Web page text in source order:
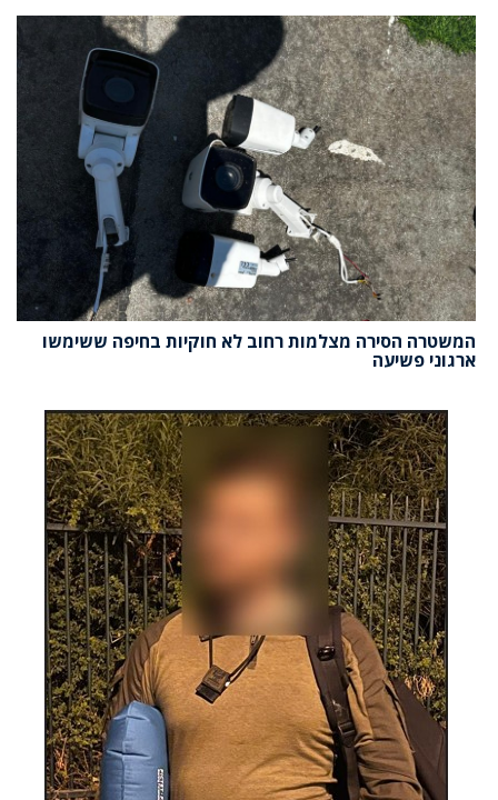
המשטרה הסירה מצלמות רחוב לא חוקיות בחיפה ששימשו
ארגוני פשיעה